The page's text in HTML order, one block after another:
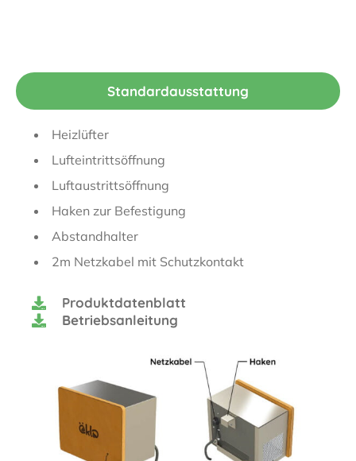
Standardausstattung
Heizlüfter
Lufteintrittsöffnung
Luftaustrittsöffnung
Haken zur Befestigung
Abstandhalter
2m Netzkabel mit Schutzkontakt
Produktdatenblatt
Betriebsanleitung